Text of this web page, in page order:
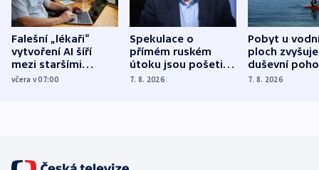
Falešní „lékaři“
vytvoření AI šíří
mezi staršími
Poláky nebezpečné
včera v 07:00
Spekulace o
přímém ruském
útoku jsou pošetilé,
míní estonský
7. 8. 2026
Pobyt u
ploch zvyšuje
duševní
ukázala
7. 8. 2026